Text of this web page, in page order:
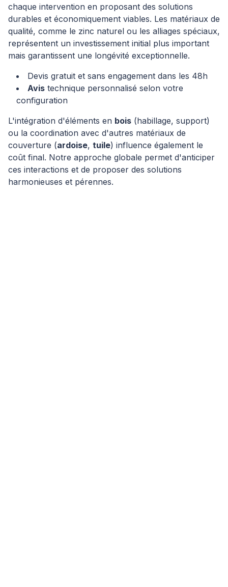
chaque intervention en proposant des solutions
durables et économiquement viables. Les matériaux de
qualité, comme le zinc naturel ou les alliages spéciaux,
représentent un investissement initial plus important
mais garantissent une longévité exceptionnelle.
Devis gratuit et sans engagement dans les 48h
Avis technique personnalisé selon votre
configuration
L'intégration d'éléments en bois (habillage, support)
ou la coordination avec d'autres matériaux de
couverture (ardoise, tuile) influence également le
coût final. Notre approche globale permet d'anticiper
ces interactions et de proposer des solutions
harmonieuses et pérennes.